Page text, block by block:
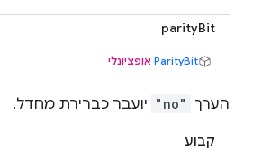
parityBit
ParityBit אופציונלי
הערך "no" יועבר כברירת מחדל.
קבוע